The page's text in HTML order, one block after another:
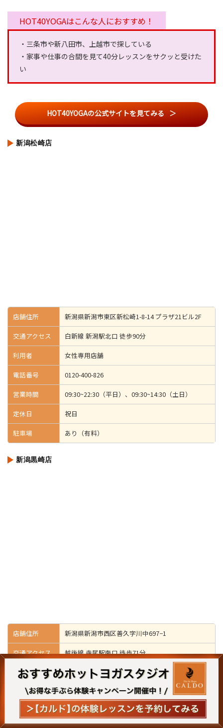
HOT40YOGAはこんな人におすすめ！
・三条市や新八田市、上越市で探している
・家事や仕事の合間を見て40分レッスンをサクッと受けた
い
HOT40YOGAの公式サイトを見てみる
新潟松崎店
店舗住所 新潟県新潟市東区新松崎1-8-14 プラザ21ビル2F
交通アクセス 白新線 新潟駅北口 徒歩90分
利用者 女性専用店舗
電話番号 0120-400-826
営業時間 09:30~22:30（平日）、09:30~14:30（土日）
定休日 祝日
駐車場 あり（有料）
新潟黒崎店
店舗住所 新潟県新潟市西区善久字川中697−1
交通アクセス 越後線 寺尾駅南口 徒歩71分
利用者 女性専用店舗
電話番号 025-256-7345
営業時間 10:00~22:00